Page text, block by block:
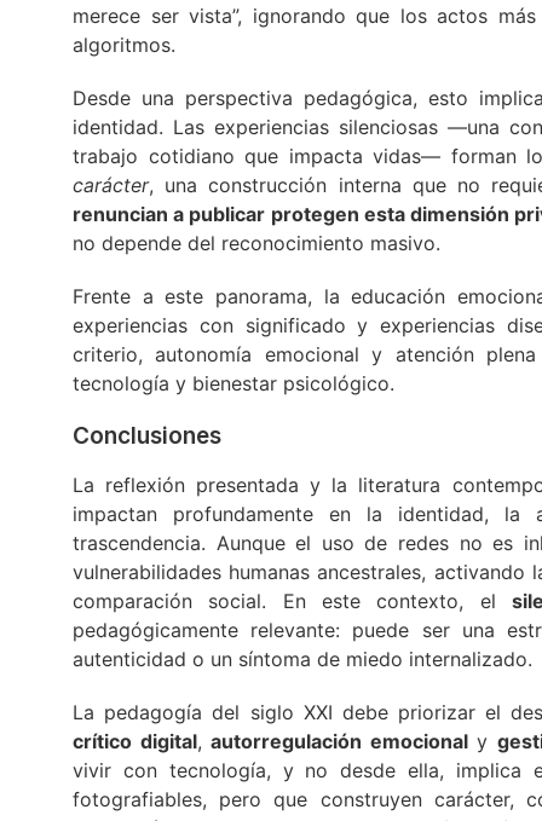
merece ser vista”, ignorando que los actos
algoritmos.
Desde una perspectiva pedagógica, esto
identidad. Las experiencias silenciosas —una
trabajo cotidiano que impacta vidas— forman
carácter, una construcción interna que no
renuncian a publicar protegen esta dimensión
no depende del reconocimiento masivo.
Frente a este panorama, la educación
experiencias con significado y experiencias
criterio, autonomía emocional y atención
tecnología y bienestar psicológico.
Conclusiones
La reflexión presentada y la literatura
impactan profundamente en la identidad,
trascendencia. Aunque el uso de redes no es
vulnerabilidades humanas ancestrales,
comparación social. En este contexto, el
pedagógicamente relevante: puede ser una
autenticidad o un síntoma de miedo internalizado.
La pedagogía del siglo XXI debe priorizar el
crítico digital,autorregulación emocionaly
vivir con tecnología, y no desde ella, implica
fotografiables, pero que construyen